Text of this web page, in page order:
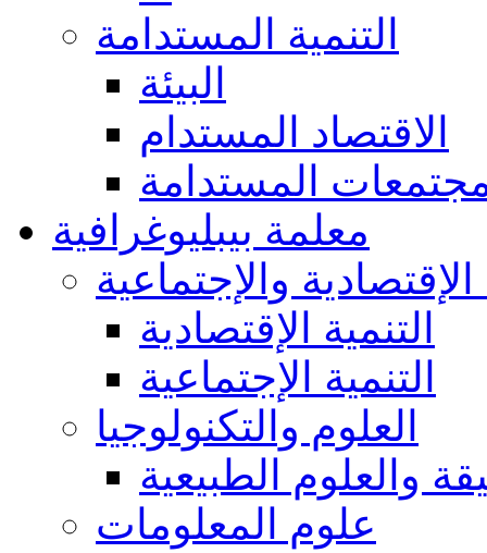
التنمية المستدامة
البيئة
الاقتصاد المستدام
المستدامة
معلمة بيبليوغرافية
الإقتصادية والإجتماعية
التنمية الإقتصادية
التنمية الإجتماعية
العلوم والتكنولوجيا
والعلوم الطبيعية
علوم المعلومات